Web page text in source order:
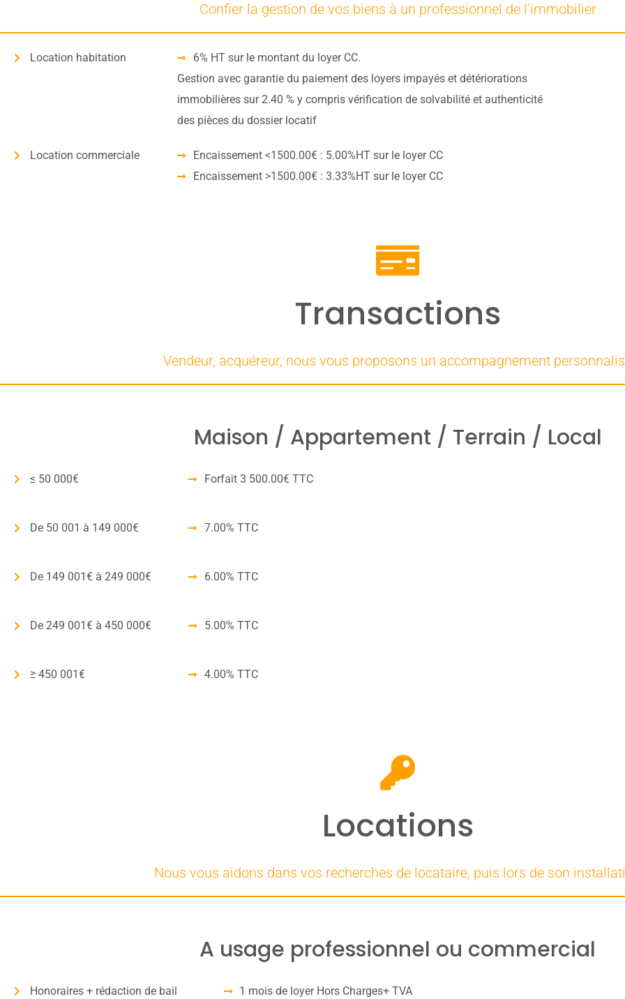
Confier la gestion de vos biens à un professionnel de l’immobilier
Location habitation
6% HT sur le montant du loyer CC.
Gestion avec garantie du paiement des loyers impayés et détériorations
immobilières sur 2.40 % y compris vérification de solvabilité et authenticité
des pièces du dossier locatif
Location commerciale
Encaissement <1500.00€ : 5.00%HT sur le loyer CC
Encaissement >1500.00€ : 3.33%HT sur le loyer CC
Transactions
Vendeur, acquéreur, nous vous proposons un accompagnement
Maison / Appartement / Terrain / Local​
≤ 50 000€ Forfait 3 500.00€ TTC
De 50 001 à 149 000€ 7.00% TTC
De 149 001€ à 249 000€ 6.00% TTC
De 249 001€ à 450 000€ 5.00% TTC
≥ 450 001€ 4.00% TTC
Locations
Nous vous aidons dans vos recherches de locataire, puis lors de son
A usage professionnel ou commercial
Honoraires + rédaction de bail 1 mois de loyer Hors Charges+ TVA